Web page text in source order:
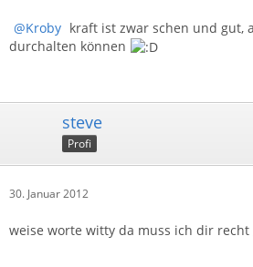
Kroby kraft ist zwar schen und gut,
durchalten können
steve
Profi
30. Januar 2012
weise worte witty da muss ich dir recht